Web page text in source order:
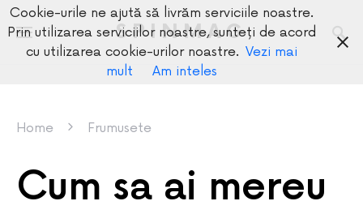
SPINMAG
Home Frumusete
Cum sa ai mereu
Cookie-urile ne ajută să livrăm serviciile noastre.
Prin utilizarea serviciilor noastre, sunteți de acord
cu utilizarea cookie-urilor noastre. Vezi mai
mult
Am inteles